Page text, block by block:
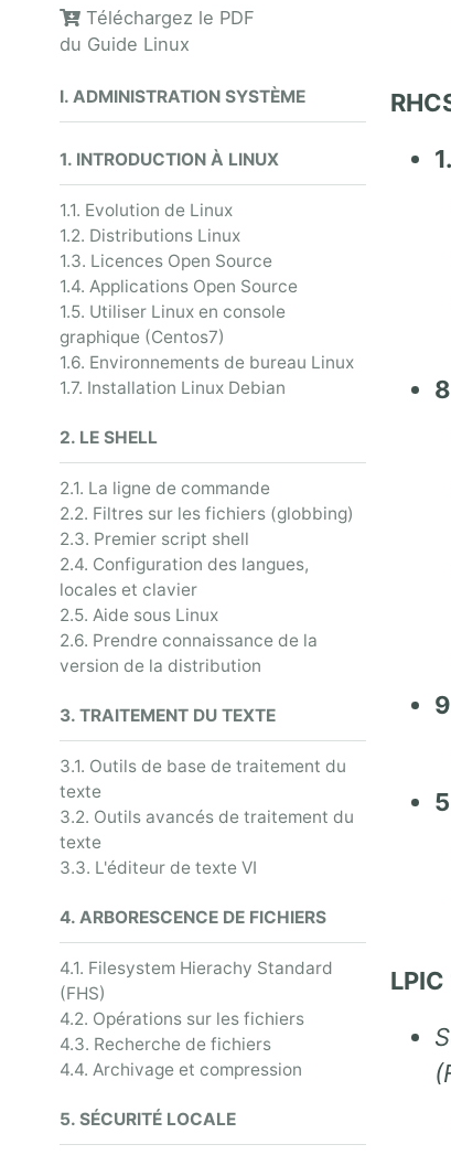
Téléchargez le PDF
du Guide Linux
I. ADMINISTRATION SYSTÈME
1. INTRODUCTION À LINUX
1.1. Evolution de Linux
1.2. Distributions Linux
1.3. Licences Open Source
1.4. Applications Open Source
1.5. Utiliser Linux en console
graphique (Centos7)
1.6. Environnements de bureau Linux
1.7. Installation Linux Debian
2. LE SHELL
2.1. La ligne de commande
2.2. Filtres sur les fichiers (globbing)
2.3. Premier script shell
2.4. Configuration des langues,
locales et clavier
2.5. Aide sous Linux
2.6. Prendre connaissance de la
version de la distribution
3. TRAITEMENT DU TEXTE
3.1. Outils de base de traitement du
texte
3.2. Outils avancés de traitement du
texte
3.3. L'éditeur de texte VI
4. ARBORESCENCE DE FICHIERS
4.1. Filesystem Hierachy Standard
(FHS)
4.2. Opérations sur les fichiers
4.3. Recherche de fichiers
4.4. Archivage et compression
5. SÉCURITÉ LOCALE
LPIC